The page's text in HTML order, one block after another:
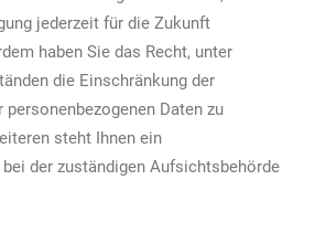
jederzeit für die Zukunft
haben Sie das Recht, unter
die Einschränkung der
personenbezogenen Daten zu
steht Ihnen ein
der zuständigen Aufsichtsbehörde